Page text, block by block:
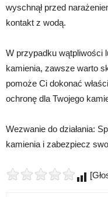
wyschnął przed
kontakt z wodą.
W przypadku wątpliwości
kamienia, zawsze warto
pomoże Ci dokonać
ochronę dla Twojego
Wezwanie do działania:
kamienia i zabezpiecz